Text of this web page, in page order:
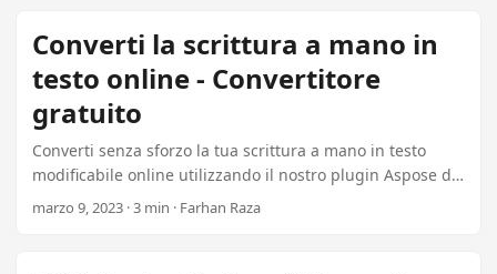
Aspose. Esplora le sezioni sottostanti per istruzioni
dettagliate su come utilizzare la migliore libreria C# OCR
per PDF.
Converti la scrittura a mano in
testo online - Convertitore
gratuito
Converti senza sforzo la tua scrittura a mano in testo
modificabile online utilizzando il nostro plugin Aspose da
$99. Scopri le avanzate capacità di Riconoscimento Ottico
marzo 9, 2023 · 3 min · Farhan Raza